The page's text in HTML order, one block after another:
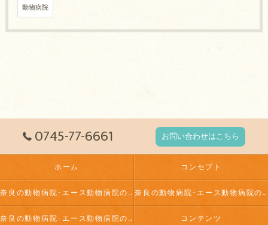
動物病院
0745-77-6661 お問い合わせはこちら
ホーム コンセプト
奈良の動物病院･エース動物病院の口コミ情報 奈良の動物病院･エース動物病院の評判
奈良の動物病院･エース動物病院のお客様の声 コンテンツ